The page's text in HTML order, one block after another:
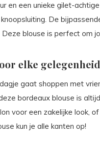
en een unieke gilet-
De
Deze blouse is perfect om
elke gelegenheid
gaat shoppen met
bordeaux blouse is
voor een zakelijke look,
kun je alle kanten op!